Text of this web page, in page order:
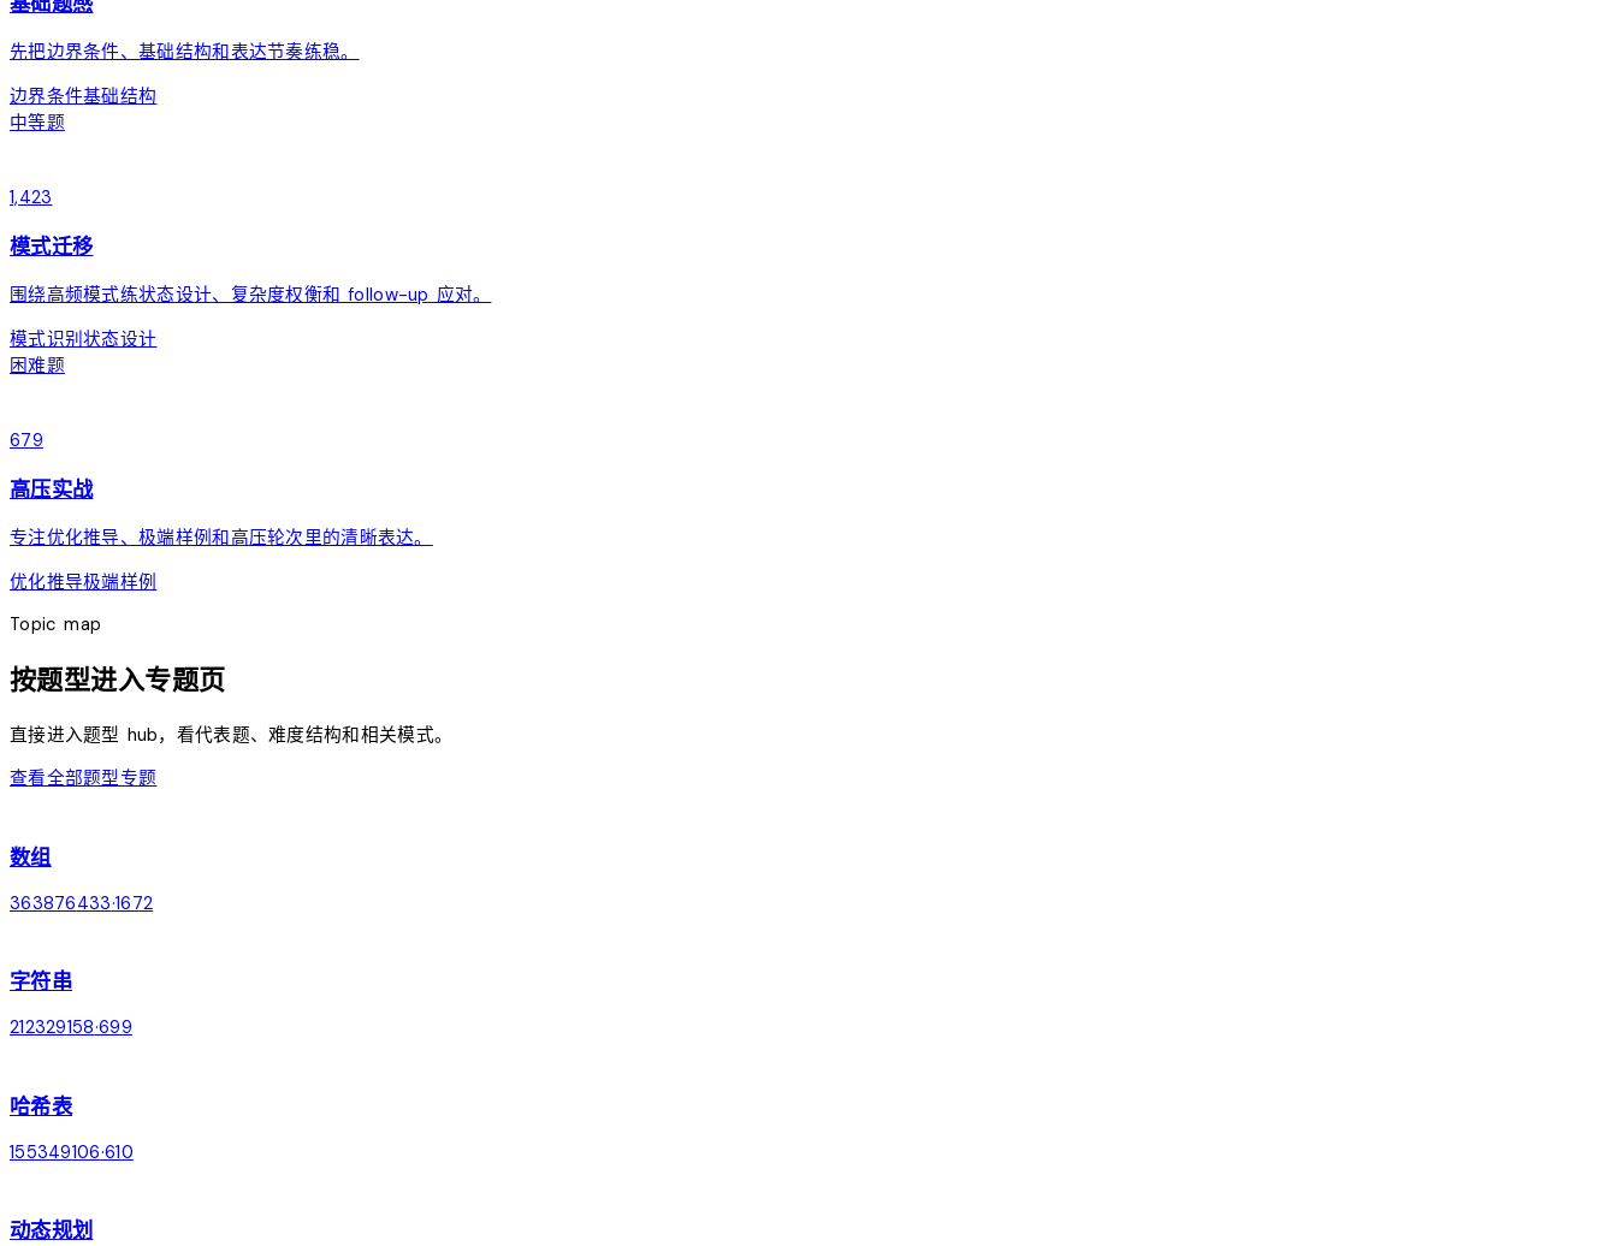
先把边界条件、基础结构和表达节奏练稳。
边界条件基础结构
中等题lan
1,423
模式迁移
围绕高频模式练状态设计、复杂度权衡和 follow-up 应对。
模式识别状态设计
困难题bolt
679
高压实战
专注优化推导、极端样例和高压轮次里的清晰表达。
优化推导极端样例
Topic map
按题型进入专题页
直接进入题型 hub，看代表题、难度结构和相关模式。
查看全部题型专题
数组
363876433·1672
字符串
212329158·699
哈希表
155349106·610
动态规划